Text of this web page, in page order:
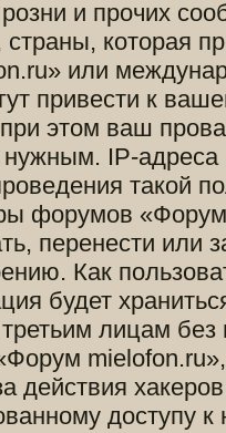
и прочих
которая
или
привести к
этом ваш
IP-
такой
форумов
перенести
Как
будет
третьим лицам
действия
доступу к